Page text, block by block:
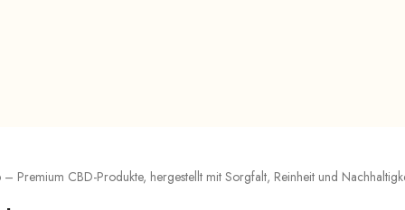
Premium CBD-Produkte, hergestellt mit Sorgfalt, Reinheit und